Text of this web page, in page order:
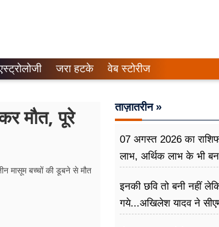
जरा हटके वेब स्टोरीज
मौत, पूरे
मासूम बच्चों की डूबने से मौत
ताज़ातरीन »
07 अगस्त 2026 का
लाभ, अर्थिक लाभ के भी
इनकी छवि तो बनी नहीं
गये...अखिलेश यादव ने सीएम